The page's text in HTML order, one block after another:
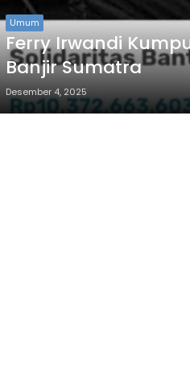
Umum
Ferry Irwandi
Banjir Sumatra
Desember 4, 2025